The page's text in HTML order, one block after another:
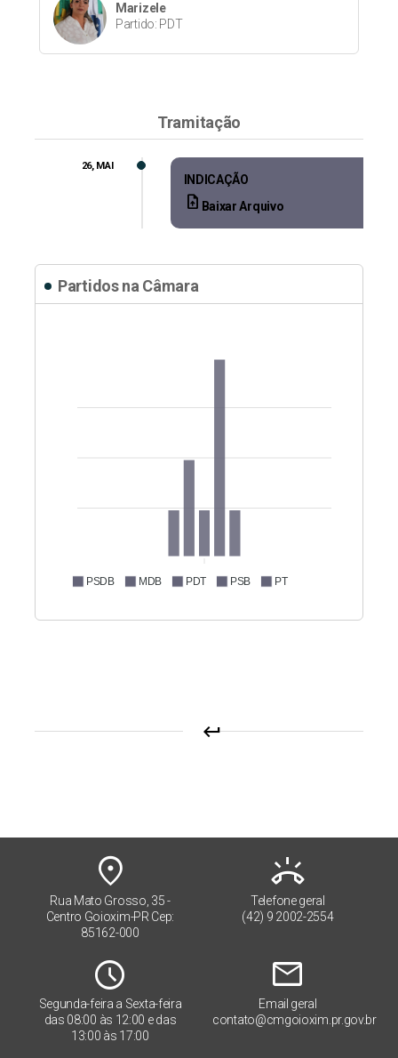
Marizele
Partido: PDT
Tramitação
INDICAÇÃO
upload_file Baixar Arquivo
26, MAI
Partidos na Câmara
PSDB MDB PDT PSB PT
keyboard_return
place
Rua Mato Grosso, 35 -
Centro Goioxim-PR Cep:
85162-000
ring_volume
Telefone geral
(42) 9 2002-2554
Schedule
Segunda-feira a Sexta-feira
das 08:00 às 12:00 e das
13:00 às 17:00
mail
Email geral
contato@cmgoioxim.pr.gov.br